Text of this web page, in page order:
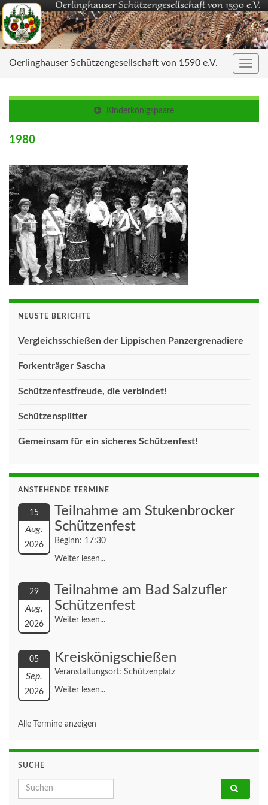
Oerlinghauser Schützengesellschaft von 1590 e.V.
Kinderkönigspaare
1980
NEUSTE BERICHTE
Vergleichsschießen der Lippischen Panzergrenadiere
Forkenträger Sascha
Schützenfestfreude, die verbindet!
Schützensplitter
Gemeinsam für ein sicheres Schützenfest!
ANSTEHENDE TERMINE
15
Aug.
2026
Teilnahme am Stukenbrocker
Schützenfest
Beginn: 17:30
Weiter lesen...
29
Aug.
2026
Teilnahme am Bad Salzufler
Schützenfest
Weiter lesen...
05
Sep.
2026
Kreiskönigschießen
Veranstaltungsort: Schützenplatz
Weiter lesen...
Alle Termine anzeigen
SUCHE
Search for: